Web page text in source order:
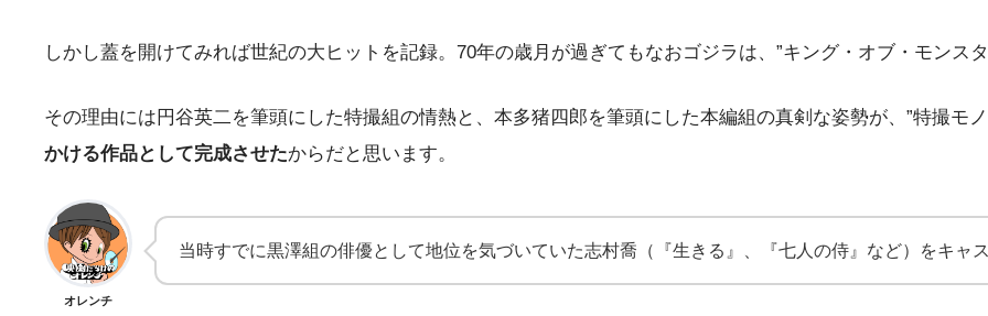
しかし蓋を開けてみれば世紀の大ヒットを記録。70年の歳月が過ぎてもなおゴジラは、”キング・オブ・モンス
その理由には円谷英二を筆頭にした特撮組の情熱と、本多猪四郎を筆頭にした本編組の真剣な姿勢が、”特撮モ
かける作品として完成させたからだと思います。
オレンチ
当時すでに黒澤組の俳優として地位を気づいていた志村喬（『生きる』、『七人の侍』など）をキャ